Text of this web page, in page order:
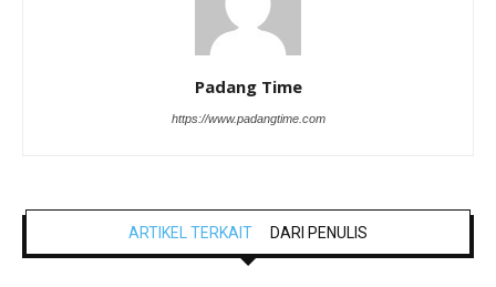
Padang Time
https://www.padangtime.com
ARTIKEL TERKAIT DARI PENULIS